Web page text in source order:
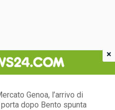
Genoa, l’arrivo di
dopo Bento spunta
×